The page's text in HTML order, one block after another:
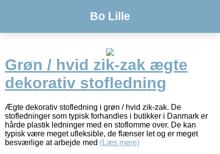
Bo Lille
Grøn / hvid zik-zak ægte
dekorativ stofledning
Ægte dekorativ stofledning i grøn / hvid zik-zak. De
stofledninger som typisk forhandles i butikker i Danmark er
hårde plastik ledninger med en stoflomme over. De kan
typisk være meget ufleksible, de flænser let og er meget
besværlige at arbejde med (Læs mere)